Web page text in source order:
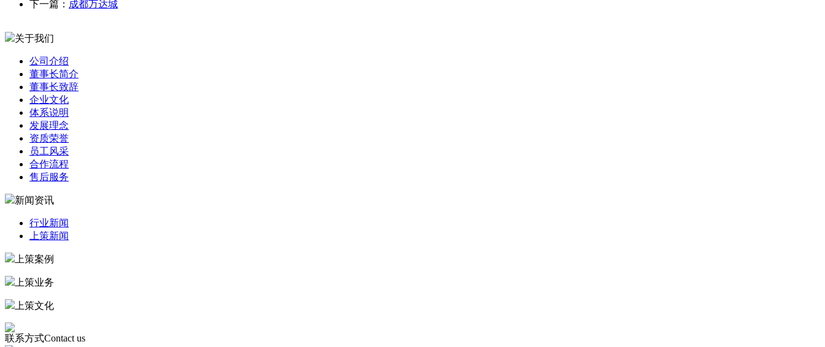
下一篇： 成都万达城
关于我们
公司介绍
董事长简介
董事长致辞
企业文化
体系说明
发展理念
资质荣誉
员工风采
合作流程
售后服务
新闻资讯
行业新闻
上策新闻
上策案例
上策业务
上策文化
联系方式Contact us